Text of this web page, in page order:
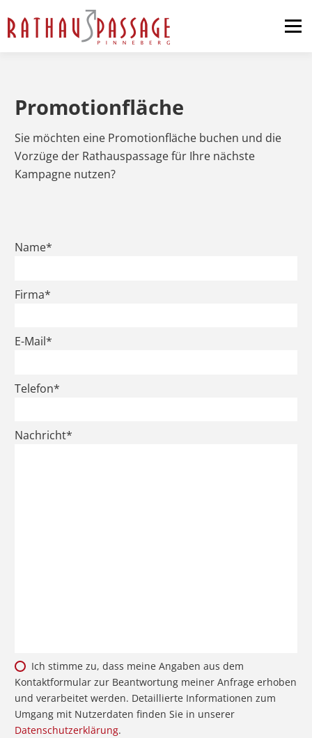
Menü
News & Events
Pop-up-Store
Promotionfläche
Sie möchten eine Promotionfläche buchen und die
Vorzüge der Rathauspassage für Ihre nächste
Kampagne nutzen?
Dies ist
Dies ist
Dies ist
Name*
Firma*
E-Mail*
Telefon*
Nachricht*
Ich stimme zu, dass meine Angaben aus dem
Kontaktformular zur Beantwortung meiner Anfrage erhoben
und verarbeitet werden. Detaillierte Informationen zum
Umgang mit Nutzerdaten finden Sie in unserer
Datenschutzerklärung.